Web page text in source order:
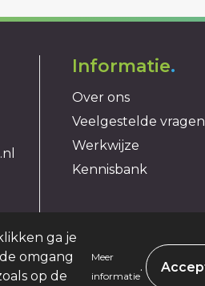
Informatie.
Over ons
Veelgestelde vragen
Werkwijze
Kennisbank
ga je
omgang
op de
Meer
informatie
.